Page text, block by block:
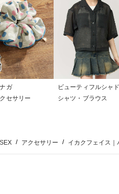
ガ
セサリー
ビューティフルシャ
シャツ・ブラウス
アクセサリー イカクフェイス｜